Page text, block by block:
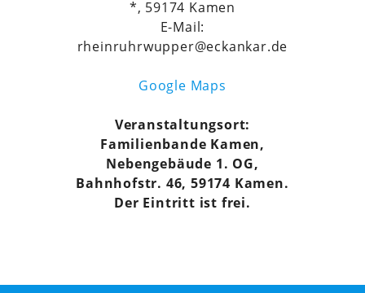
*, 59174 Kamen
E-Mail:
rheinruhrwupper@eckankar.de
Google Maps
Veranstaltungsort:
Familienbande Kamen,
Nebengebäude 1. OG,
Bahnhofstr. 46, 59174 Kamen.
Der Eintritt ist frei.